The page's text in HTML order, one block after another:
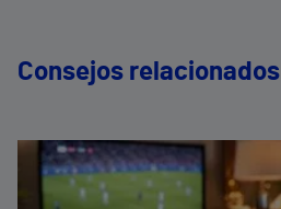
Consejos relacionados